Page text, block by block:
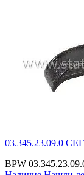
03.345.23.09.0
BPW